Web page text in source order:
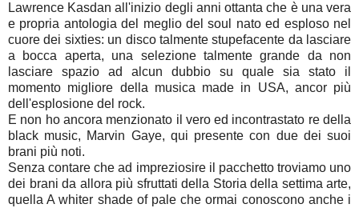
Lawrence Kasdan all'inizio degli anni ottanta che è una vera
e propria antologia del meglio del soul nato ed esploso nel
cuore dei sixties: un disco talmente stupefacente da lasciare
a bocca aperta, una selezione talmente grande da non
lasciare spazio ad alcun dubbio su quale sia stato il
momento migliore della musica made in USA, ancor più
dell'esplosione del rock.
E non ho ancora menzionato il vero ed incontrastato re della
black music, Marvin Gaye, qui presente con due dei suoi
brani più noti.
Senza contare che ad impreziosire il pacchetto troviamo uno
dei brani da allora più sfruttati della Storia della settima arte,
quella A whiter shade of pale che ormai conoscono anche i